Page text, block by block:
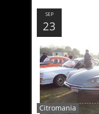
Citromania
SEP
23